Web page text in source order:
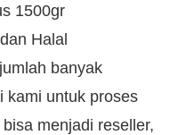
1500gr
Halal
banyak
kami untuk proses
menjadi reseller,